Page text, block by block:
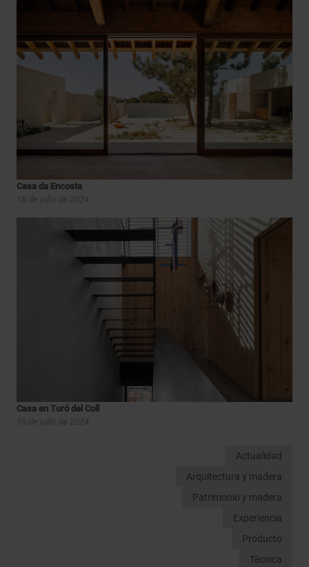
Casa da Encosta
18 de julio de 2024
Casa en Turó del Coll
15 de julio de 2024
Actualidad
Arquitectura y madera
Patrimonio y madera
Experiencia
Producto
Técnica